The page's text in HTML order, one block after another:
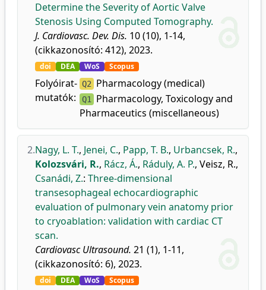
Determine the Severity of Aortic Valve
Stenosis Using Computed Tomography.
J. Cardiovasc. Dev. Dis. 10 (10), 1-14,
(cikkazonosító: 412), 2023.
doi DEA WoS Scopus
Folyóirat-
mutatók:
Q2 Pharmacology (medical)
Q1
Pharmacology, Toxicology and
Pharmaceutics (miscellaneous)
2.Nagy, L. T., Jenei, C., Papp, T. B., Urbancsek, R.,
Kolozsvári, R., Rácz, Á., Ráduly, A. P., Veisz, R.,
Csanádi, Z.: Three-dimensional
transesophageal echocardiographic
evaluation of pulmonary vein anatomy prior
to cryoablation: validation with cardiac CT
scan.
Cardiovasc Ultrasound. 21 (1), 1-11,
(cikkazonosító: 6), 2023.
doi DEA WoS Scopus